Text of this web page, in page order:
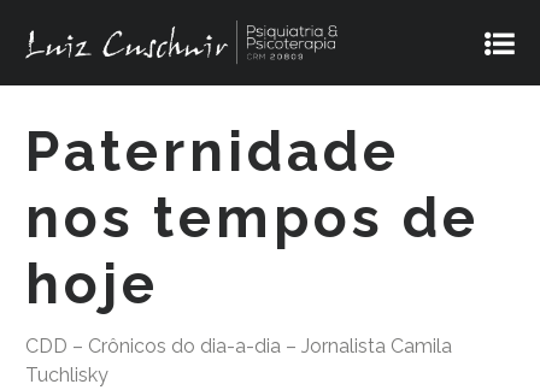
Paternidade
nos tempos de
hoje
CDD – Crônicos do dia-a-dia – Jornalista Camila
Tuchlisky